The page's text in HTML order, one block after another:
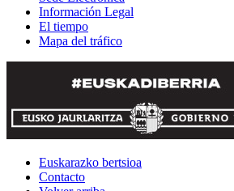
Información Legal
El tiempo
Mapa del tráfico
Euskarazko bertsioa
Contacto